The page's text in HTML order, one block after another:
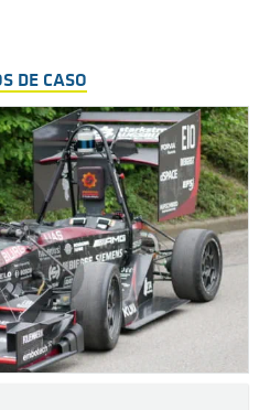
DE CASO